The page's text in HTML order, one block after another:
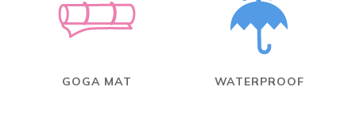
GOGA MAT WATERPROOF